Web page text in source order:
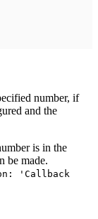
number, if
and the
is in the
be made.
'Callback